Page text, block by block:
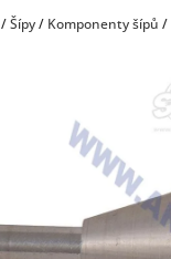
/Šípy/ Komponenty šípů /